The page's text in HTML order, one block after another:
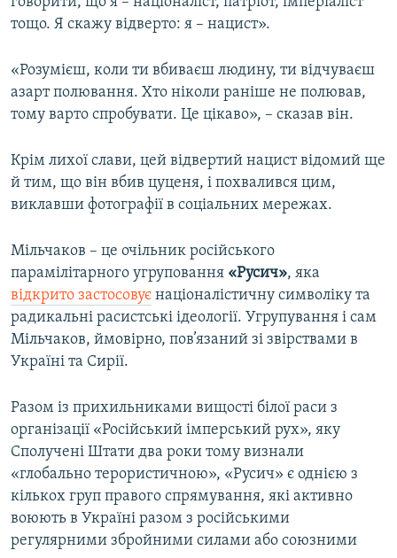
тощо. Я скажу відверто: я – нацист».
«Розумієш, коли ти вбиваєш людину, ти відчуваєш
азарт полювання. Хто ніколи раніше не полював,
тому варто спробувати. Це цікаво», – сказав він.
Крім лихої слави, цей відвертий нацист відомий ще
й тим, що він вбив цуценя, і похвалився цим,
виклавши фотографії в соціальних мережах.
Мільчаков – це очільник російського
парамілітарного угруповання «Русич», яка
відкрито застосовує націоналістичну символіку та
радикальні расистські ідеології. Угрупування і сам
Мільчаков, ймовірно, пов’язаний зі звірствами в
Україні та Сирії.
Разом із прихильниками вищості білої раси з
організації «Російський імперський рух», яку
Сполучені Штати два роки тому визнали
«глобально терористичною», «Русич» є однією з
кількох груп правого спрямування, які активно
воюють в Україні разом з російськими
регулярними збройними силами або союзними